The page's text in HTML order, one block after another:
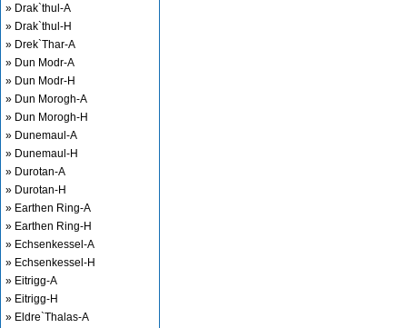
» Drak`thul-A
» Drak`thul-H
» Drek`Thar-A
» Dun Modr-A
» Dun Modr-H
» Dun Morogh-A
» Dun Morogh-H
» Dunemaul-A
» Dunemaul-H
» Durotan-A
» Durotan-H
» Earthen Ring-A
» Earthen Ring-H
» Echsenkessel-A
» Echsenkessel-H
» Eitrigg-A
» Eitrigg-H
» Eldre`Thalas-A